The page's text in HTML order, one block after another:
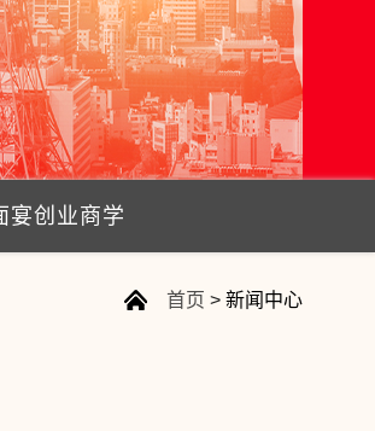
宴创业商学
首页 > 新闻中心